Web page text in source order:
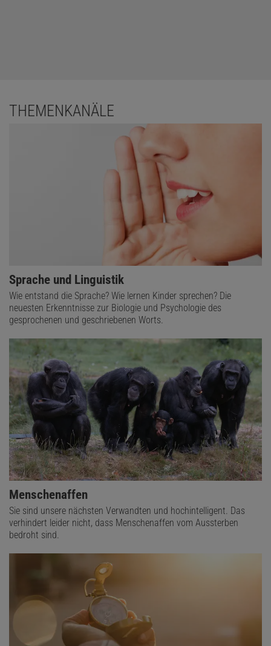
THEMENKANÄLE
Sprache und Linguistik
Wie entstand die Sprache? Wie lernen Kinder sprechen? Die
neuesten Erkenntnisse zur Biologie und Psychologie des
gesprochenen und geschriebenen Worts.
Menschenaffen
Sie sind unsere nächsten Verwandten und hochintelligent. Das
verhindert leider nicht, dass Menschenaffen vom Aussterben
bedroht sind.